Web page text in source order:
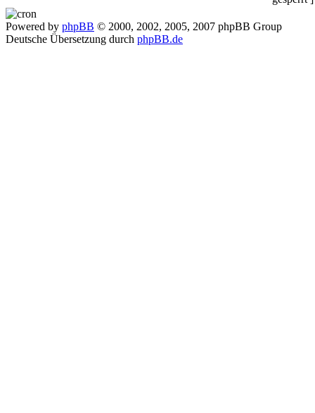
Powered by phpBB © 2000, 2002, 2005, 2007 phpBB Group
Deutsche Übersetzung durch phpBB.de